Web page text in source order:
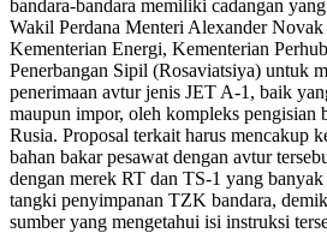
bandara-bandara memiliki cadangan
Wakil Perdana Menteri Alexander
Kementerian Energi, Kementerian
Penerbangan Sipil (Rosaviatsiya) untuk
penerimaan avtur jenis JET A-1, baik
maupun impor, oleh kompleks pengisian
Rusia. Proposal terkait harus mencakup
bahan bakar pesawat dengan avtur
dengan merek RT dan TS-1 yang
tangki penyimpanan TZK bandara,
sumber yang mengetahui isi instruksi